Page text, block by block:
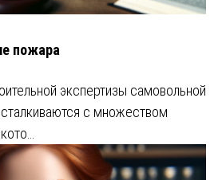
пожара
экспертизы самовольной
с множеством